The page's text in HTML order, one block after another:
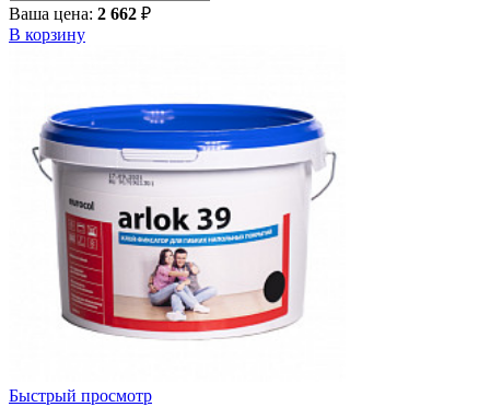
Ваша цена: 2 662 ₽
В корзину
Быстрый просмотр